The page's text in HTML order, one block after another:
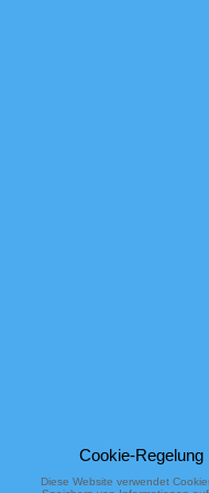
Cookie-Regelung
Diese Website verwendet